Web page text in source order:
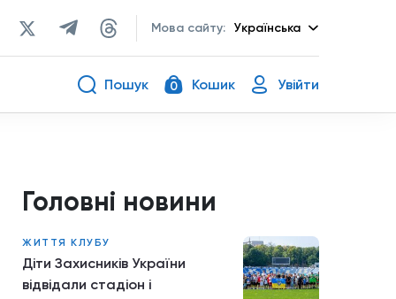
Мова сайту: Українська
Пошук 0 Кошик Увійти
Головні новини
ЖИТТЯ КЛУБУ
Діти Захисників України
відвідали стадіон і